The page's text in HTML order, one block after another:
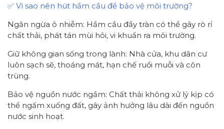
✅ Vì sao nên hút hầm cầu để bảo vệ môi trường?
Ngăn ngừa ô nhiễm: Hầm cầu đầy tràn có thể gây rò rỉ
chất thải, phát tán mùi hôi, vi khuẩn ra môi trường.
Giữ không gian sống trong lành: Nhà cửa, khu dân cư
luôn sạch sẽ, thoáng mát, hạn chế ruồi muỗi và côn
trùng.
Bảo vệ nguồn nước ngầm: Chất thải không xử lý kịp có
thể ngấm xuống đất, gây ảnh hưởng lâu dài đến nguồn
nước sinh hoạt.